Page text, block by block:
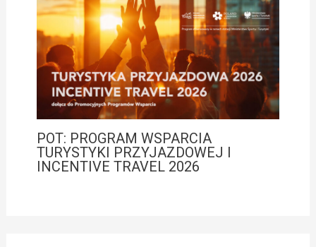
POT: PROGRAM WSPARCIA
TURYSTYKI PRZYJAZDOWEJ I
INCENTIVE TRAVEL 2026